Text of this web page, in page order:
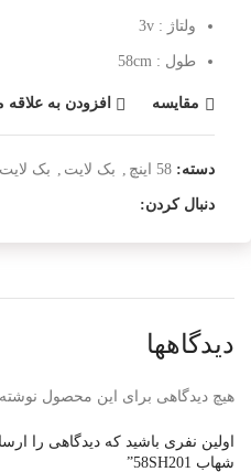
ولتاژ : 3v
طول : 58cm
مقایسه افزودن به علاقه
دسته: 58 اینچ بک لایت بک لایت
دنبال کردن:
دیدگاهها
هیچ دیدگاهی برای این محصول
اولین نفری باشید که دیدگاهی را
شهاب 58SH201”